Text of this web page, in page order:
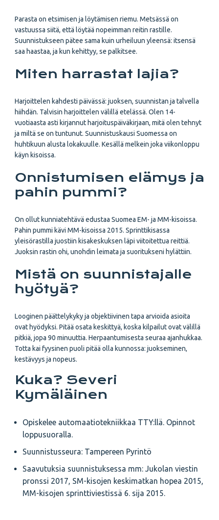
Parasta on etsimisen ja löytämisen riemu. Metsässä on
vastuussa siitä, että löytää nopeimman reitin rastille.
Suunnistukseen pätee sama kuin urheiluun yleensä: itsensä
saa haastaa, ja kun kehittyy, se palkitsee.
Miten harrastat lajia?
Harjoittelen kahdesti päivässä: juoksen, suunnistan ja talvella
hiihdän. Talvisin harjoittelen välillä etelässä. Olen 14-
vuotiaasta asti kirjannut harjoituspäiväkirjaan, mitä olen tehnyt
ja miltä se on tuntunut. Suunnistuskausi Suomessa on
huhtikuun alusta lokakuulle. Kesällä melkein joka viikonloppu
käyn kisoissa.
Onnistumisen elämys ja
pahin pummi?
On ollut kunniatehtävä edustaa Suomea EM- ja MM-kisoissa.
Pahin pummi kävi MM-kisoissa 2015. Sprinttikisassa
yleisörastilla juostiin kisa­keskuksen läpi viitoitettua reittiä.
Juoksin rastin ohi, unohdin leimata ja suoritukseni hylättiin.
Mistä on suunnistajalle
hyötyä?
Looginen päättelykyky ja objektiivinen tapa arvioida asioita
ovat hyödyksi. Pitää osata keskittyä, koska kilpailut ovat välillä
pitkiä, jopa 90 minuuttia. Herpaantumisesta seuraa ajanhukkaa.
Totta kai fyysinen puoli pitää olla kunnossa: juokseminen,
kestävyys ja nopeus.
Kuka? Severi
Kymäläinen
Opiskelee automaatio­tekniikkaa TTY:llä. Opinnot
loppusuoralla.
Suunnistusseura: Tampereen Pyrintö
Saavutuksia suunnistuksessa mm: Jukolan viestin
pronssi 2017, SM-kisojen keskimatkan hopea 2015,
MM-kisojen sprinttiviestissä 6. sija 2015.